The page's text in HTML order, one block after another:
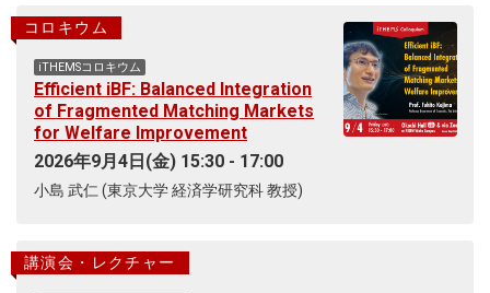
コロキウム
iTHEMSコロキウム
Efficient iBF: Balanced Integration
of Fragmented Matching Markets
for Welfare Improvement
2026年9月4日(金) 15:30 - 17:00
小島 武仁 (東京大学 経済学研究科 教授)
講演会・レクチャー